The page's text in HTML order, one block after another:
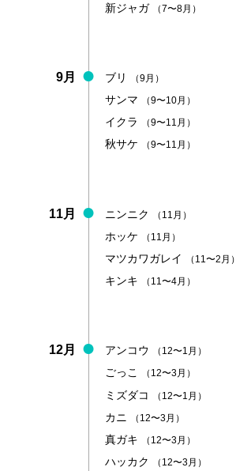
新ジャガ （7〜8月）
9月 ブリ （9月）
サンマ （9〜10月）
イクラ （9〜11月）
秋サケ （9〜11月）
11月 ニンニク （11月）
ホッケ （11月）
マツカワガレイ （11〜2月）
キンキ （11〜4月）
12月 アンコウ （12〜1月）
ごっこ （12〜3月）
ミズダコ （12〜1月）
カニ （12〜3月）
真ガキ （12〜3月）
ハッカク （12〜3月）